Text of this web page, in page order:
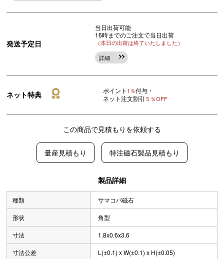
発送予定日
当日出荷可能
16時までのご注文で当日出荷
（本日の出荷は終了いたしました）
詳細
ネット特典 ポイント 1％付与・
ネット注文割引 ５％OFF
この商品で見積もりを依頼する
量産見積もり 特注磁石製品見積もり
製品詳細
種類 サマコバ磁石
形状 角型
寸法 1.8x0.6x3.6
寸法公差 L(±0.1) x W(±0.1) x H(±0.05)